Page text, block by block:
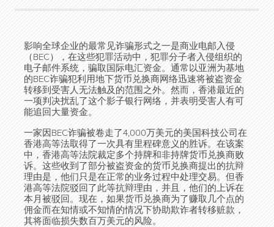
影响全球企业的最常见诈骗形式之一是商业电邮入侵
（BEC），在这些犯罪活动中，犯罪分子者入侵组织的
电子邮件系统，骗取国际电汇资金。通常以亚洲为基地
的BEC诈骗犯利用地下货币兑换商网络迅速将被盗资金
转移到受害人无法触及的范围之外。然而，香港最近的
一项判决扰乱了这个影子银行网络，并表明受害人有可
能追回大量资金。
一家因BEC诈骗被卷走了4,000万美元的美国科技公司在
香港高等法取得了一次具有里程碑意义的胜诉。在该案
中，香港高等法院裁定多个持牌和非持牌货币兑换商败
诉。这些收到了部分被盗资金的货币兑换商提出的抗辩
理由是，他们只是在正常的业务过程中处理交易。但香
港高等法院驳回了此等抗辩理由，并且，他们的上诉在
本月被驳回。现在，如果货币兑换商为了赚取几个点的
佣金而在知情或不知情的情况下协助欺诈者转移赃款，
其将面临损失数百万美元的风险。